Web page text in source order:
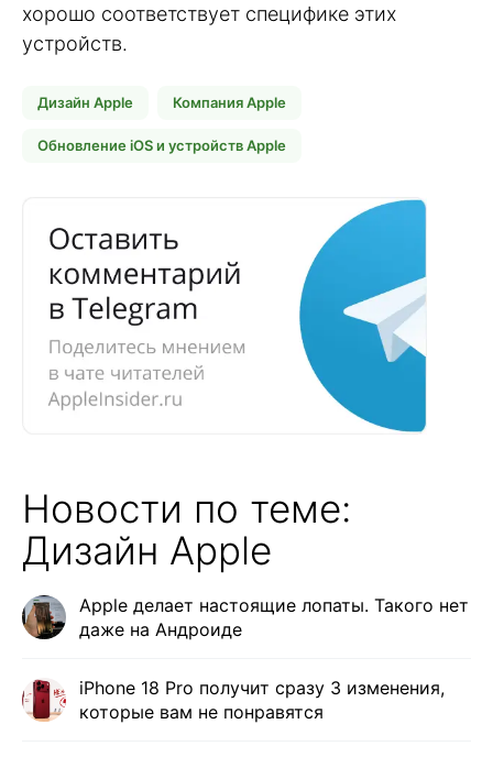
хорошо соответствует специфике этих
устройств.
Дизайн Apple Компания Apple
Обновление iOS и устройств Apple
Новости по теме:
Дизайн Apple
Apple делает настоящие лопаты. Такого нет
даже на Андроиде
iPhone 18 Pro получит сразу 3 изменения,
которые вам не понравятся